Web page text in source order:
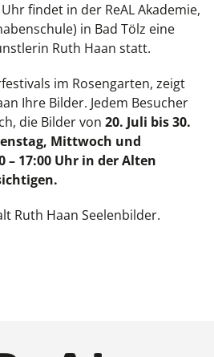
findet in der ReAL Akademie,
in Bad Tölz eine
Ruth Haan statt.
im Rosengarten, zeigt
Ihre Bilder. Jedem Besucher
die Bilder von 20. Juli bis 30.
Mittwoch und
– 17:00 Uhr in der Alten
Ruth Haan Seelenbilder.